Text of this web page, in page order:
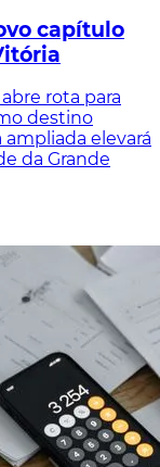
capítulo
rota para
destino
elevará
da Grande